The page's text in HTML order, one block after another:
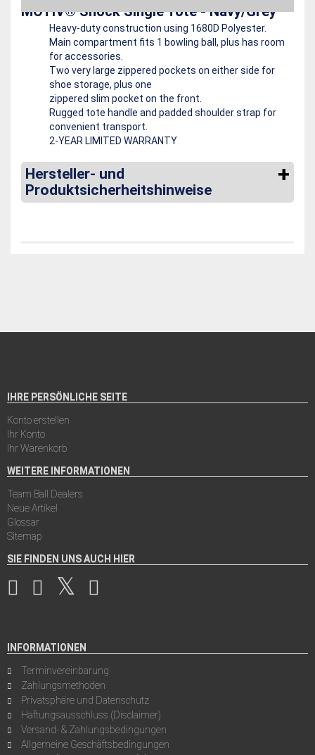
MOTIV® Shock Single Tote - Navy/Grey
Heavy-duty construction using 1680D Polyester.
Main compartment fits 1 bowling ball, plus has room
for accessories.
Two very large zippered pockets on either side for
shoe storage, plus one
zippered slim pocket on the front.
Rugged tote handle and padded shoulder strap for
convenient transport.
2-YEAR LIMITED WARRANTY
Hersteller- und
Produktsicherheitshinweise
IHRE PERSÖNLICHE SEITE
Konto erstellen
Ihr Konto
Ihr Warenkorb
WEITERE INFORMATIONEN
Team Ball Dealers
Neue Artikel
Glossar
Sitemap
SIE FINDEN UNS AUCH HIER
INFORMATIONEN
Terminvereinbarung
Zahlungsmethoden
Privatsphäre und Datenschutz
Haftungsausschluss (Disclaimer)
Versand- & Zahlungsbedingungen
Allgemeine Geschäftsbedingungen